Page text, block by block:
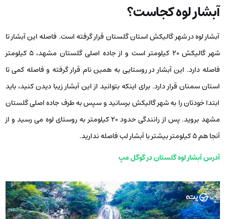
آبشار لوه کجاست؟
آبشار لوه در شهر گالیکش استان گلستان قرار گرفته است. فاصله این آبشار تا
شهر گالیکش ۲۰ کیلومتر است و از جاده اصلی گلستان مشهد، ۵ کیلومتر
فاصله دارد. این آبشار در روستایی به همین نام قرار گرفته و فاصله کمی تا
استان سمنان قرار دارد. برای اینکه بتوانید از این آبشار زیبا دیدن کنید، باید
ابتدا خودتان را به شهر گالیکش برسانید و سپس به طرف جاده اصلی گلستان
مشهد بروید. پس از رانندگی حدود ۲۰ کیلومتر به روستای لوه می ‌رسید و از
آنجا هم ۵ کیلومتر بیشتر با آبشار لب فاصله ندارید.
آدرس آبشار لوه گلستان در گوگل مپ